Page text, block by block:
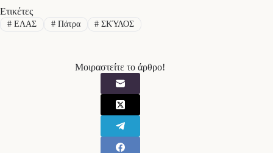
Ετικέτες
#ΕΛΑΣ #Πάτρα # ΣΚΎΛΟΣ
Μοιραστείτε το άρθρο!